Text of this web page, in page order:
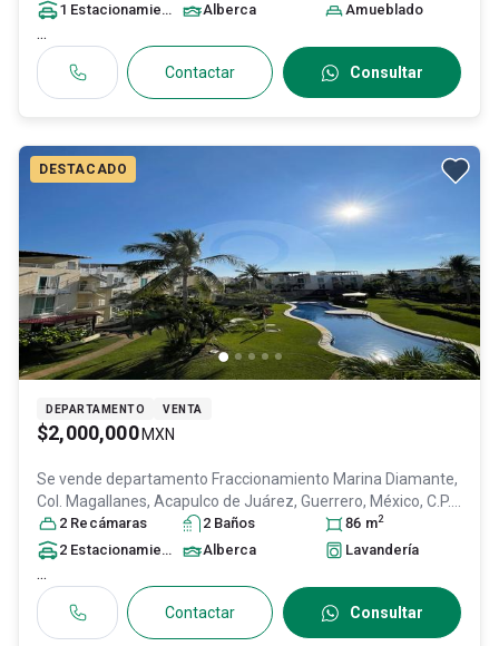
1 Estacionamiento Alberca Amueblado
...
Contactar Consultar
DESTACADO
DEPARTAMENTO VENTA
$2,000,000 MXN
Se vende departamento Fraccionamiento Marina Diamante,
Col. Magallanes, Acapulco de Juárez, Guerrero, México, C.P.
39670, ID:31575243
2 Recámaras 2 Baños 86 m2
2 Estacionamiento s Alberca Lavandería
...
Contactar Consultar